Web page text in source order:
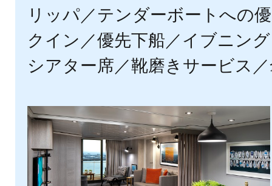
リッパ／テンダーボートへの
クイン／優先下船／イブニン
シアター席／靴磨きサービス